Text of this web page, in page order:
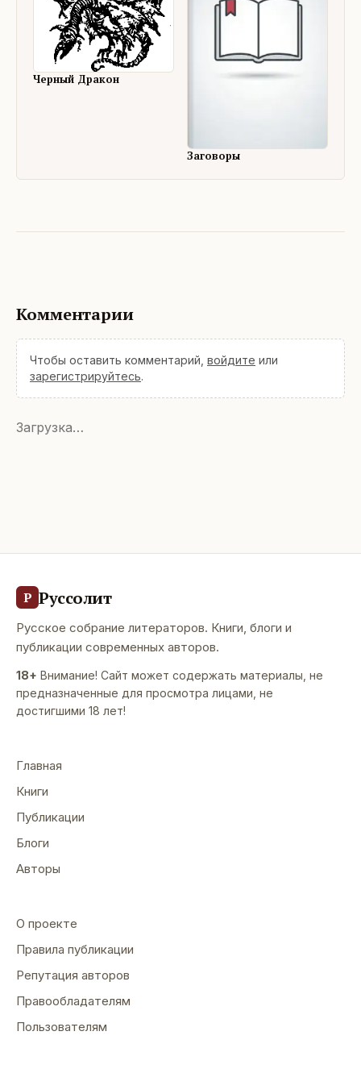
Черный Дракон
Заговоры
Комментарии
Чтобы оставить комментарий, войдите или
зарегистрируйтесь.
Загрузка…
Р Руссолит
Русское собрание литераторов. Книги, блоги и
публикации современных авторов.
18+ Внимание! Сайт может содержать материалы, не
предназначенные для просмотра лицами, не
достигшими 18 лет!
Главная
Книги
Публикации
Блоги
Авторы
О проекте
Правила публикации
Репутация авторов
Правообладателям
Пользователям